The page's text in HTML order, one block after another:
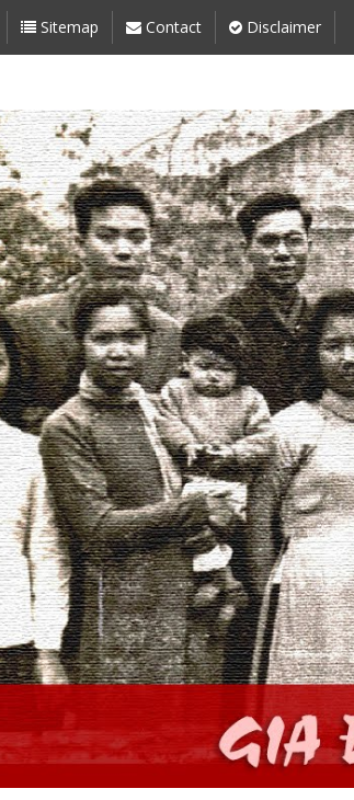
Sitemap Contact Disclaimer